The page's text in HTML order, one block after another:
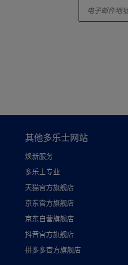
其他多乐士网站
焕新服务
多乐士专业
天猫官方旗舰店
京东官方旗舰店
京东自营旗舰店
抖音官方旗舰店
拼多多官方旗舰店